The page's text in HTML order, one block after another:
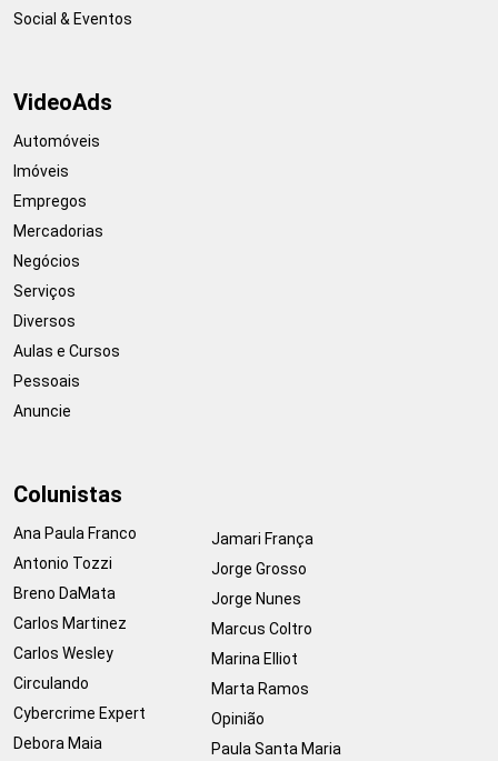
Social & Eventos
VideoAds
Automóveis
Imóveis
Empregos
Mercadorias
Negócios
Serviços
Diversos
Aulas e Cursos
Pessoais
Anuncie
Colunistas
Ana Paula Franco
Antonio Tozzi
Breno DaMata
Carlos Martinez
Carlos Wesley
Circulando
Cybercrime Expert
Debora Maia
Jamari França
Jorge Grosso
Jorge Nunes
Marcus Coltro
Marina Elliot
Marta Ramos
Opinião
Paula Santa Maria